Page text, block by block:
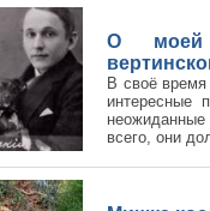
О моей
В своё
интересные
всего, они